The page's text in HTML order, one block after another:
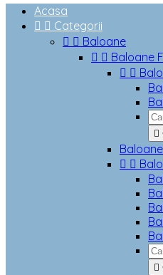
Acasa
  Categorii
  Baloane
  Baloane
 

 
